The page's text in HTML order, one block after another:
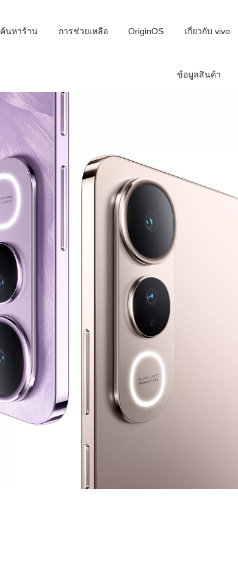
ค้นหาร้าน การช่วยเหลือ OriginOS เกี่ยวกับ vivo
ข้อมูลสินค้า